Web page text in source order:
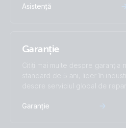
Asistență
Garanție
Citiți mai multe despre garanția
standard de 5 ani, lider în
despre serviciul global de
Garanție